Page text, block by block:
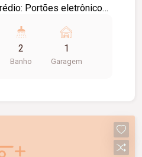
88,18m².
2
Banho
1
Garagem